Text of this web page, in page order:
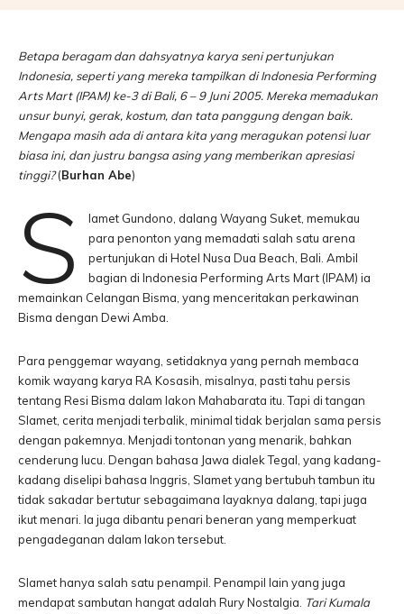
Betapa beragam dan dahsyatnya karya seni pertunjukan
Indonesia, seperti yang mereka tampilkan di Indonesia Performing
Arts Mart (IPAM) ke-3 di Bali, 6 – 9 Juni 2005. Mereka memadukan
unsur bunyi, gerak, kostum, dan tata panggung dengan baik.
Mengapa masih ada di antara kita yang meragukan potensi luar
biasa ini, dan justru bangsa asing yang memberikan apresiasi
tinggi?(Burhan Abe)
S
lamet Gundono, dalang Wayang Suket, memukau
para penonton yang memadati salah satu arena
pertunjukan di Hotel Nusa Dua Beach, Bali. Ambil
bagian di Indonesia Performing Arts Mart (IPAM) ia
memainkan Celangan Bisma, yang menceritakan perkawinan
Bisma dengan Dewi Amba.
Para penggemar wayang, setidaknya yang pernah membaca
komik wayang karya RA Kosasih, misalnya, pasti tahu persis
tentang Resi Bisma dalam lakon Mahabarata itu. Tapi di tangan
Slamet, cerita menjadi terbalik, minimal tidak berjalan sama persis
dengan pakemnya. Menjadi tontonan yang menarik, bahkan
cenderung lucu. Dengan bahasa Jawa dialek Tegal, yang kadang-
kadang diselipi bahasa Inggris, Slamet yang bertubuh tambun itu
tidak sakadar bertutur sebagaimana layaknya dalang, tapi juga
ikut menari. Ia juga dibantu penari beneran yang memperkuat
pengadeganan dalam lakon tersebut.
Slamet hanya salah satu penampil. Penampil lain yang juga
mendapat sambutan hangat adalah Rury Nostalgia. Tari Kumala